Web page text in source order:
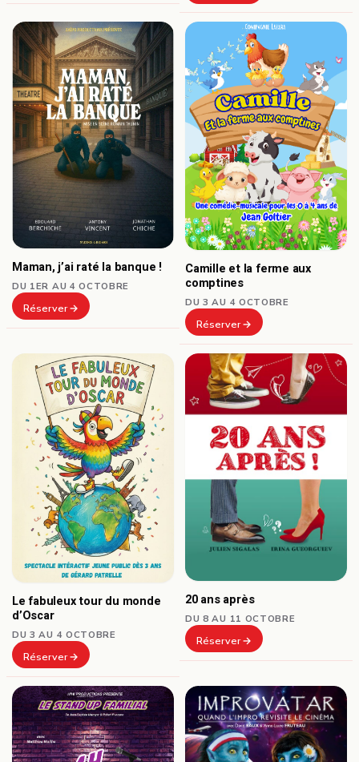
Maman, j’ai raté la banque !
DU 1ER AU 4 OCTOBRE
Réserver
Camille et la ferme aux
comptines
DU 3 AU 4 OCTOBRE
Réserver
Le fabuleux tour du monde
d’Oscar
DU 3 AU 4 OCTOBRE
Réserver
20 ans après
DU 8 AU 11 OCTOBRE
Réserver